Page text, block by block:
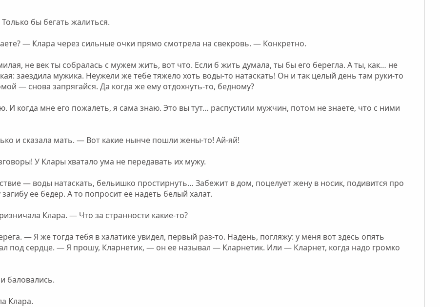
бы бегать жалиться.
— Клара через сильные очки прямо смотрела на свекровь. — Конкретно.
не век ты собралась с мужем жить, вот что. Если б жить думала, ты бы его берегла. А ты, как… не
заездила мужика. Неужели же тебе тяжело хоть воды-то натаскать! Он и так целый день там руки-то
— снова запрягайся. Да когда же ему отдохнуть-то, бедному?
когда мне его пожалеть, я сама знаю. Это вы тут… распустили мужчин, потом не знаете, что с ними
и сказала мать. — Вот какие нынче пошли жены-то! Ай-яй!
У Клары хватало ума не передавать их мужу.
— воды натаскать, бельишко простирнуть… Забежит в дом, поцелует жену в носик, подивится про
ее бедер. А то попросит ее надеть белый халат.
Клара. — Что за странности какие-то?
— Я же тогда тебя в халатике увидел, первый раз-то. Надень, погляжу: у меня вот здесь опять
под сердце. — Я прошу, Кларнетик, — он ее называл — Кларнетик. Или — Кларнет, когда надо громко
баловались.
Клара.